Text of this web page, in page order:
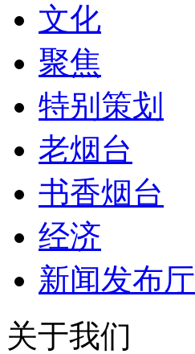
文化
聚焦
特别策划
老烟台
书香烟台
经济
新闻发布厅
关于我们